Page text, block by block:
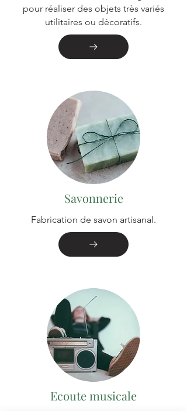
pour réaliser des objets très variés
utilitaires ou décoratifs.
Savonnerie
Fabrication de savon artisanal.
Ecoute musicale